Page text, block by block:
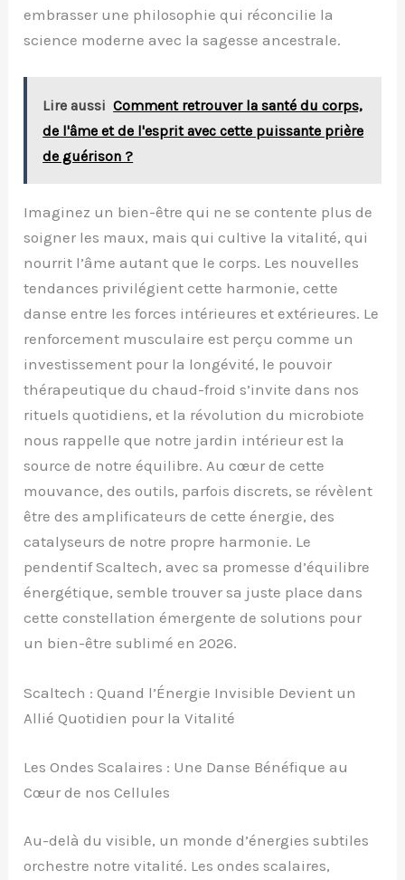
embrasser une philosophie qui réconcilie la
science moderne avec la sagesse ancestrale.
Lire aussi Comment retrouver la santé du corps,
de l'âme et de l'esprit avec cette puissante prière
de guérison ?
Imaginez un bien-être qui ne se contente plus de
soigner les maux, mais qui cultive la vitalité, qui
nourrit l’âme autant que le corps. Les nouvelles
tendances privilégient cette harmonie, cette
danse entre les forces intérieures et extérieures. Le
renforcement musculaire est perçu comme un
investissement pour la longévité, le pouvoir
thérapeutique du chaud-froid s’invite dans nos
rituels quotidiens, et la révolution du microbiote
nous rappelle que notre jardin intérieur est la
source de notre équilibre. Au cœur de cette
mouvance, des outils, parfois discrets, se révèlent
être des amplificateurs de cette énergie, des
catalyseurs de notre propre harmonie. Le
pendentif Scaltech, avec sa promesse d’équilibre
énergétique, semble trouver sa juste place dans
cette constellation émergente de solutions pour
un bien-être sublimé en 2026.
Scaltech : Quand l’Énergie Invisible Devient un
Allié Quotidien pour la Vitalité
Les Ondes Scalaires : Une Danse Bénéfique au
Cœur de nos Cellules
Au-delà du visible, un monde d’énergies subtiles
orchestre notre vitalité. Les ondes scalaires,